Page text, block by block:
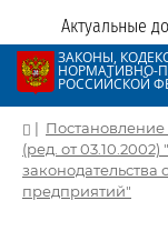
Актуальные
ЗАКОНЫ,
НОРМАТИВНО-
РОССИЙСКОЙ
| Постановление
(ред. от
законодательства
предприятий"